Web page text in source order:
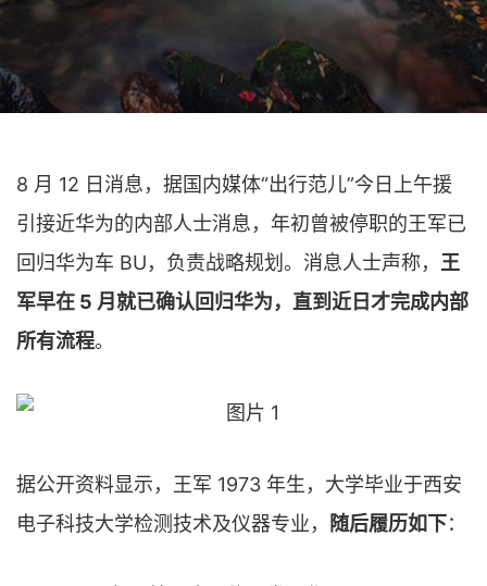
8 月 12 日消息，据国内媒体“出行范儿”今日上午援
引接近华为的内部人士消息，年初曾被停职的王军已
回归华为车 BU，负责战略规划。消息人士声称， 王
军早在 5 月就已确认回归华为，直到近日才完成内部
所有流程。
据公开资料显示，王军 1973 年生，大学毕业于西安
电子科技大学检测技术及仪器专业，
随后履历如下：